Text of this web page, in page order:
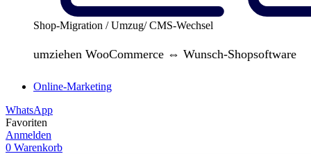
Shop-Migration / Umzug/ CMS-Wechsel
umziehen WooCommerce ⇔ Wunsch-Shopsoftware
Online-Marketing
WhatsApp
Favoriten
Anmelden
0 Warenkorb